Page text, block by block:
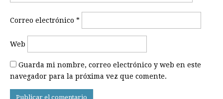
Correo electrónico *
Web
Guarda mi nombre, correo electrónico y web en este
navegador para la próxima vez que comente.